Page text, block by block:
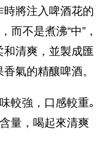
將注入啤酒花的
而不是煮沸“中”，
清爽，並製成匯
氣的精釀啤酒。
較強，口感較重｡
量，喝起來清爽